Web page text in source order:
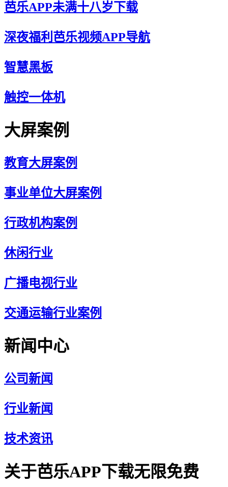
芭乐APP未满十八岁下载
深夜福利芭乐视频APP导航
智慧黑板
触控一体机
大屏案例
教育大屏案例
事业单位大屏案例
行政机构案例
休闲行业
广播电视行业
交通运输行业案例
新闻中心
公司新闻
行业新闻
技术资讯
关于芭乐APP下载无限免费